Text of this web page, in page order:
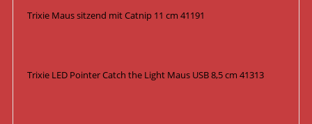
Trixie Maus sitzend mit Catnip 11 cm 41191
Trixie LED Pointer Catch the Light Maus USB 8,5 cm 41313